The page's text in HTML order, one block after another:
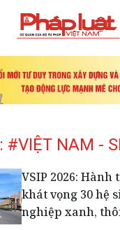
#VIỆT NAM -
VSIP 2026:
khát vọng 30 hệ
nghiệp xanh,